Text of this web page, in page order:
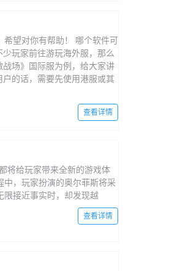
希望对你有帮助！ 哪个软件可
玩家前往游玩海外服，那么
场》国际服为例，给大家讲
的话，需要先使用港服或其
查看详情
将给玩家带来全新的游戏体
，玩家扮演的奥尔菲斯将采
限接近事实时，却发现越
查看详情